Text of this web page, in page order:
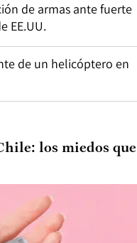
de armas ante fuerte
EE.UU.
de un helicóptero en
los miedos que